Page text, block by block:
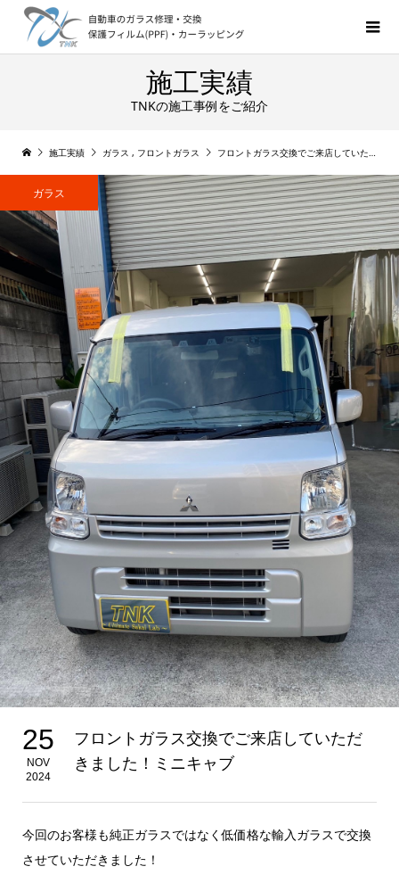
施工実績
TNKの施工事例をご紹介
施工実績 ガラス , フロントガラス フロントガラス交換でご来店していただきました！ミニキャブ
ガラス
25
NOV
2024
フロントガラス交換でご来店していただ
きました！ミニキャブ
今回のお客様も純正ガラスではなく低価格な輸入ガラスで交換
させていただきました！